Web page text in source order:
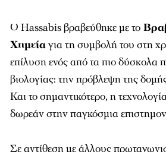
Ο Hassabis βραβεύθηκε με το
Χημείαγια τη συμβολή του στη
επίλυση ενός από τα πιο δύσκολα
βιολογίας: την πρόβλεψη της
Και το σημαντικότερο, η
δωρεάν στην παγκόσμια
Σε αντίθεση με άλλους